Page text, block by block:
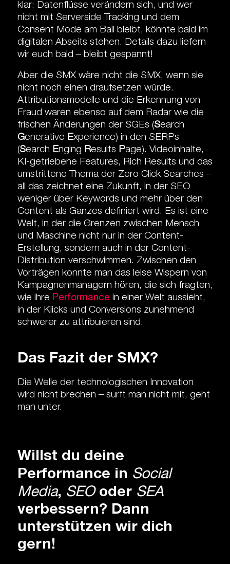
klar: Datenflüsse verändern sich, und wer
nicht mit Serverside Tracking und dem
Consent Mode am Ball bleibt, könnte bald im
digitalen Abseits stehen. Details dazu liefern
wir euch bald – bleibt gespannt!
Aber die SMX wäre nicht die SMX, wenn sie
nicht noch einen draufsetzen würde.
Attributionsmodelle und die Erkennung von
Fraud waren ebenso auf dem Radar wie die
frischen Änderungen der SGEs (Search
Generative Experience) in den SERPs
(Search Enging Results Page). Videoinhalte,
KI-getriebene Features, Rich Results und das
umstrittene Thema der Zero Click Searches –
all das zeichnet eine Zukunft, in der SEO
weniger über Keywords und mehr über den
Content als Ganzes definiert wird. Es ist eine
Welt, in der die Grenzen zwischen Mensch
und Maschine nicht nur in der Content-
Erstellung, sondern auch in der Content-
Distribution verschwimmen. Zwischen den
Vorträgen konnte man das leise Wispern von
Kampagnenmanagern hören, die sich fragten,
wie ihre Performancein einer Welt aussieht,
in der Klicks und Conversions zunehmend
schwerer zu attribuieren sind.
Das Fazit der SMX?
Die Welle der technologischen Innovation
wird nicht brechen – surft man nicht mit, geht
man unter.
Willst du deine
Performance in Social
Media, SEOoder SEA
verbessern? Dann
unterstützen wir dich
gern!